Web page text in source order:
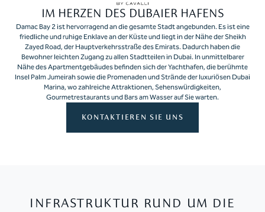
IM HERZEN DES DUBAIER HAFENS
Damac Bay 2 ist hervorragend an die gesamte Stadt angebunden. Es ist eine
friedliche und ruhige Enklave an der Küste und liegt in der Nähe der Sheikh
Zayed Road, der Hauptverkehrsstraße des Emirats. Dadurch haben die
Bewohner leichten Zugang zu allen Stadtteilen in Dubai. In unmittelbarer
Nähe des Apartmentgebäudes befinden sich der Yachthafen, die berühmte
Insel Palm Jumeirah sowie die Promenaden und Strände der luxuriösen Dubai
Marina, wo zahlreiche Attraktionen, Sehenswürdigkeiten,
Gourmetrestaurants und Bars am Wasser auf Sie warten.
KONTAKTIEREN SIE UNS
INFRASTRUKTUR RUND UM DIE